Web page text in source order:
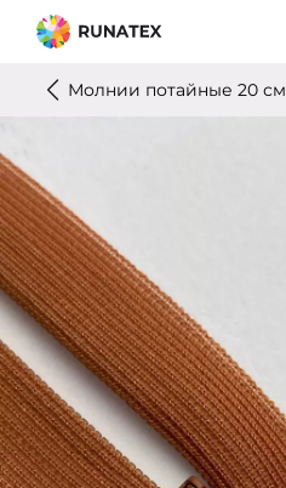
Молнии потайные 20 см